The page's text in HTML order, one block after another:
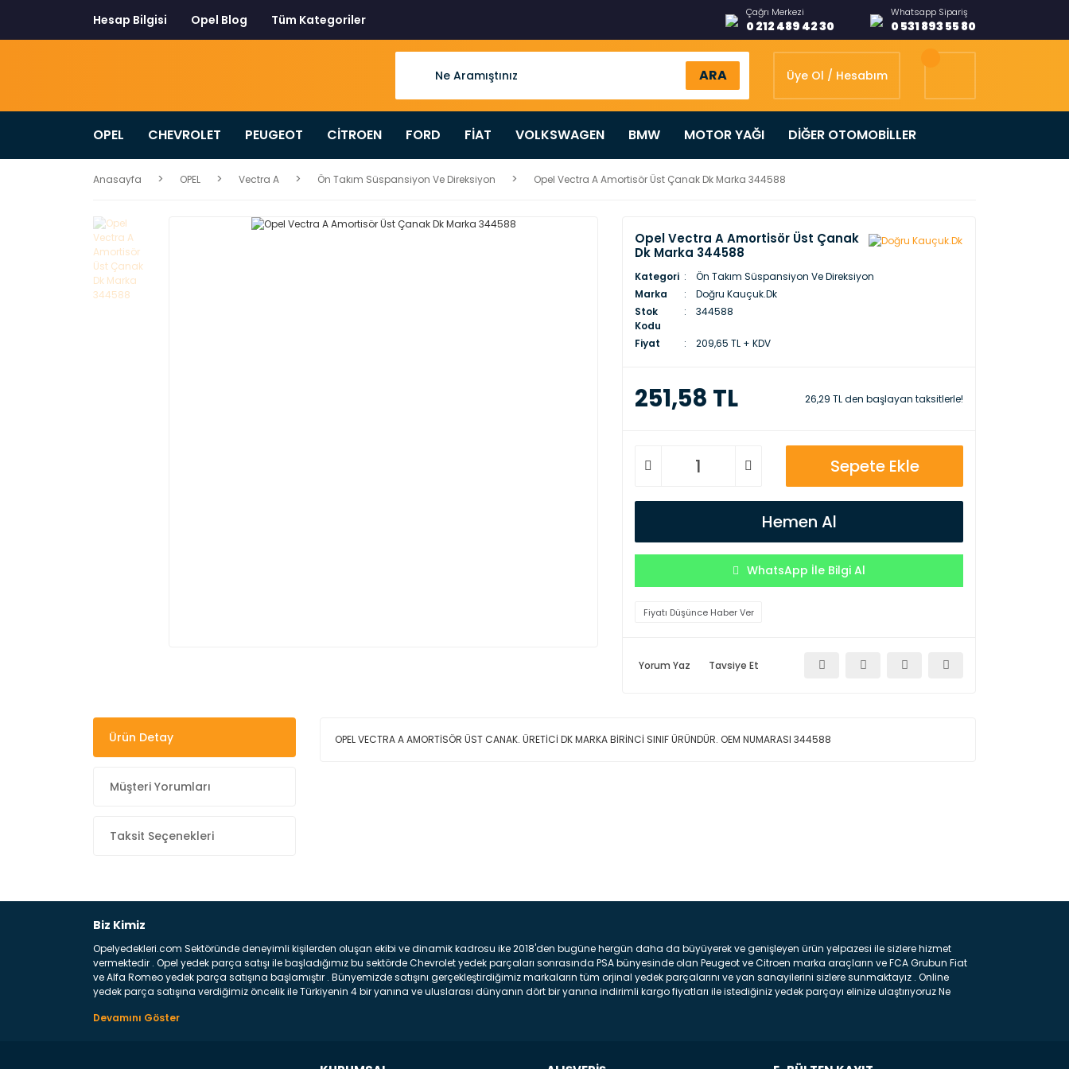
Hesap Bilgisi Opel Blog Tüm Kategoriler Çağrı Merkezi
0 212 489 42 30
Whatsapp Sipariş
0 531 893 55 80
ARA Üye Ol / Hesabım
OPEL CHEVROLET PEUGEOT CİTROEN FORD FİAT VOLKSWAGEN BMW MOTOR YAĞI DİĞER OTOMOBİLLER
Anasayfa OPEL Vectra A Ön Takım Süspansiyon Ve Direksiyon Opel Vectra A Amortisör Üst Çanak Dk Marka 344588
Opel Vectra A Amortisör Üst Çanak
Dk Marka 344588
Kategori
Ön Takım Süspansiyon Ve Direksiyon
Marka
Doğru Kauçuk.Dk
Stok
Kodu
344588
Fiyat 209,65 TL + KDV
251,58 TL 26,29 TL den başlayan taksitlerle!
Sepete Ekle
Hemen Al
WhatsApp İle Bilgi Al
Fiyatı Düşünce Haber Ver
Yorum Yaz Tavsiye Et
Ürün Detay
Müşteri Yorumları
Taksit Seçenekleri
OPEL VECTRA A AMORTİSÖR ÜST CANAK. ÜRETİCİ DK MARKA BİRİNCİ SINIF ÜRÜNDÜR. OEM NUMARASI 344588
Biz Kimiz
Opelyedekleri.com Sektöründe deneyimli kişilerden oluşan ekibi ve dinamik kadrosu ike 2018'den bugüne hergün daha da büyüyerek ve genişleyen ürün yelpazesi ile sizlere hizmet
vermektedir . Opel yedek parça satışı ile başladığımız bu sektörde Chevrolet yedek parçaları sonrasında PSA bünyesinde olan Peugeot ve Citroen marka araçların ve FCA Grubun Fiat
ve Alfa Romeo yedek parça satışına başlamıştır . Bünyemizde satışını gerçekleştirdiğimiz markaların tüm orjinal yedek parçalarını ve yan sanayilerini sizlere sunmaktayız . Online
yedek parça satışına verdiğimiz öncelik ile Türkiyenin 4 bir yanına ve uluslarası dünyanın dört bir yanına indirimli kargo fiyatları ile istediğiniz yedek parçayı elinize ulaştırıyoruz Ne
belirttiğimiz parçalar sizlere fikir sağlayacaktır. Ön Tampon : Aracınızın ön kısmında bulunan plastik darbe emici amacı ile yapılmış olan kaporta aksam parçasıdır. Çamurluk :
üretilmiş disk ile teması sayesinde durmayı sağlayan aksam parçadır . Fren Diski : Aracımızın ön ve arka tekerlerinde bulunan frenleme ana elemanıdır . Hangi Araçlara Yedek Parça